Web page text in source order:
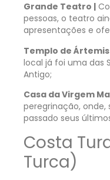
Grande Teatro |
pessoas, o teatro
apresentações e
Templo de
local já foi uma das
Antigo;
Casa da Virgem
peregrinação, onde,
passado seus
Costa
Turca)